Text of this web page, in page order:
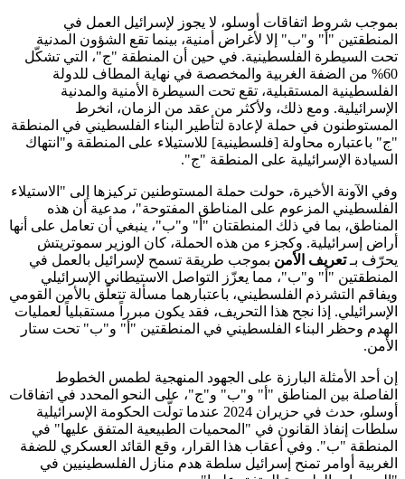
بموجب شروط اتفاقات أوسلو، لا يجوز لإسرائيل العمل في
المنطقتين "أ" و"ب" إلا لأغراض أمنية، بينما تقع الشؤون المدنية
تحت السيطرة الفلسطينية. في حين أن المنطقة "ج"، التي تشكّل
60% من الضفة الغربية والمخصصة في نهاية المطاف للدولة
الفلسطينية المستقبلية، تقع تحت السيطرة الأمنية والمدنية
الإسرائيلية. ومع ذلك، ولأكثر من عقد من الزمان، انخرط
المستوطنون في حملة لإعادة لتأطير البناء الفلسطيني في المنطقة
"ج" باعتباره محاولة [فلسطينية] للاستيلاء على المنطقة و"انتهاك
السيادة الإسرائيلية على المنطقة "ج".
وفي الآونة الأخيرة، حولت حملة المستوطنين تركيزها إلى "الاستيلاء
الفلسطيني المزعوم على المناطق المفتوحة"، مدعية أن هذه
المناطق، بما في ذلك المنطقتان "أ" و"ب"، ينبغي أن تعامل على أنها
أراض إسرائيلية. وكجزء من هذه الحملة، كان الوزير سموتريتش
يحرّف بـتعريف الأمن بموجب طريقة تسمح لإسرائيل بالعمل في
المنطقتين "أ" و"ب"، مما يعزّز التواصل الاستيطاني الإسرائيلي
ويفاقم التشرذم الفلسطيني، باعتبارهما مسألة تتعلّق بالأمن القومي
الإسرائيلي. إذا نجح هذا التحريف، فقد يكون مبرراً مستقبلياً لعمليات
الهدم وحظر البناء الفلسطيني في المنطقتين "أ" و"ب" تحت ستار
الأمن.
إن أحد الأمثلة البارزة على الجهود المنهجية لطمس الخطوط
الفاصلة بين المناطق "أ" و"ب" و"ج"، على النحو المحدد في اتفاقات
أوسلو، حدث في حزيران 2024 عندما تولّت الحكومة الإسرائيلية
سلطات إنفاذ القانون في "المحميات الطبيعية المتفق عليها" في
المنطقة "ب". وفي أعقاب هذا القرار، وقع القائد العسكري للضفة
الغربية أوامر تمنح إسرائيل سلطة هدم منازل الفلسطينيين في